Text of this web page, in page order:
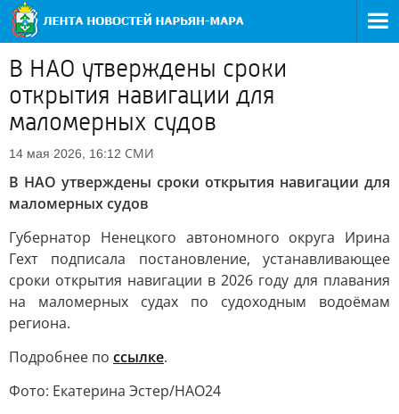
В НАО утверждены сроки
открытия навигации для
маломерных судов
14 мая 2026, 16:12 СМИ
В НАО утверждены сроки открытия навигации для
маломерных судов
Губернатор Ненецкого автономного округа Ирина
Гехт подписала постановление, устанавливающее
сроки открытия навигации в 2026 году для плавания
на маломерных судах по судоходным водоёмам
региона.
Подробнее по ссылке.
Фото: Екатерина Эстер/НАО24